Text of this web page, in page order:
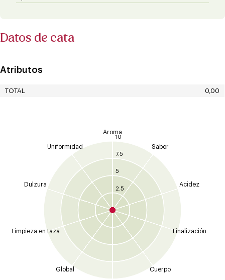
Datos de cata
Atributos
TOTAL 0,00
10
7.5
5
2.5
Aroma
Sabor
Acidez
Finalización
Cuerpo
Global
Limpieza en taza
Dulzura
Uniformidad